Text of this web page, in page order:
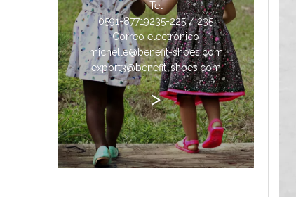
Tel
0591-87719235-225 / 235
Correo electrónico
michelle@benefit-shoes.com
export3@benefit-shoes.com
>